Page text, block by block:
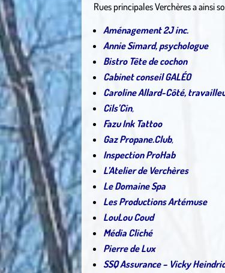
Rues principales Verchères a ainsi
Aménagement 2J inc.
Annie Simard, psychologue
Bistro Tête de cochon
Cabinet conseil GALÉO
Caroline Allard-Côté,
Cils’Cin,
Fazu Ink Tattoo
Gaz Propane.Club,
Inspection ProHab
L’Atelier de Verchères
Le Domaine Spa
Les Productions Artémuse
LouLou Coud
Média Cliché
Pierre de Lux
SSQ Assurance – Vicky